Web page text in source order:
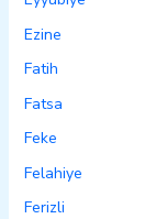
Ezine
Fatih
Fatsa
Feke
Felahiye
Ferizli